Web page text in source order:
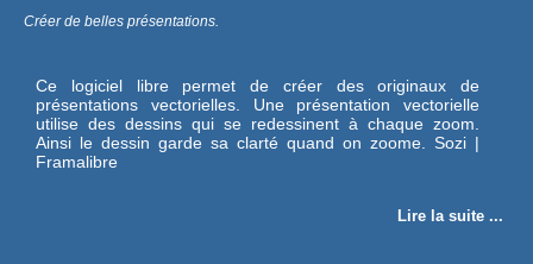
Créer de belles présentations.
Ce logiciel libre permet de créer des originaux de
présentations vectorielles. Une présentation vectorielle
utilise des dessins qui se redessinent à chaque zoom.
Ainsi le dessin garde sa clarté quand on zoome. Sozi |
Framalibre
Lire la suite ...